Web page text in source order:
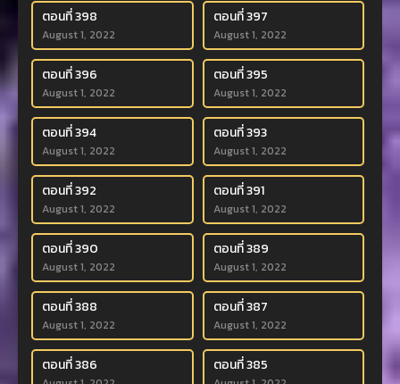
ตอนที่ 398
August 1, 2022
ตอนที่ 397
August 1, 2022
ตอนที่ 396
August 1, 2022
ตอนที่ 395
August 1, 2022
ตอนที่ 394
August 1, 2022
ตอนที่ 393
August 1, 2022
ตอนที่ 392
August 1, 2022
ตอนที่ 391
August 1, 2022
ตอนที่ 390
August 1, 2022
ตอนที่ 389
August 1, 2022
ตอนที่ 388
August 1, 2022
ตอนที่ 387
August 1, 2022
ตอนที่ 386 ตอนที่ 385